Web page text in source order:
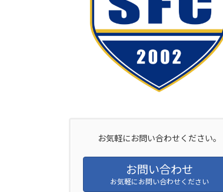
お気軽にお問い合わせください。
お問い合わせ
お気軽にお問い合わせください